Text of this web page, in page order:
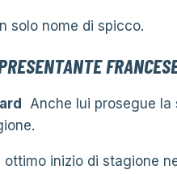
solo nome di spicco.
Anche lui prosegue la
ottimo inizio di stagione